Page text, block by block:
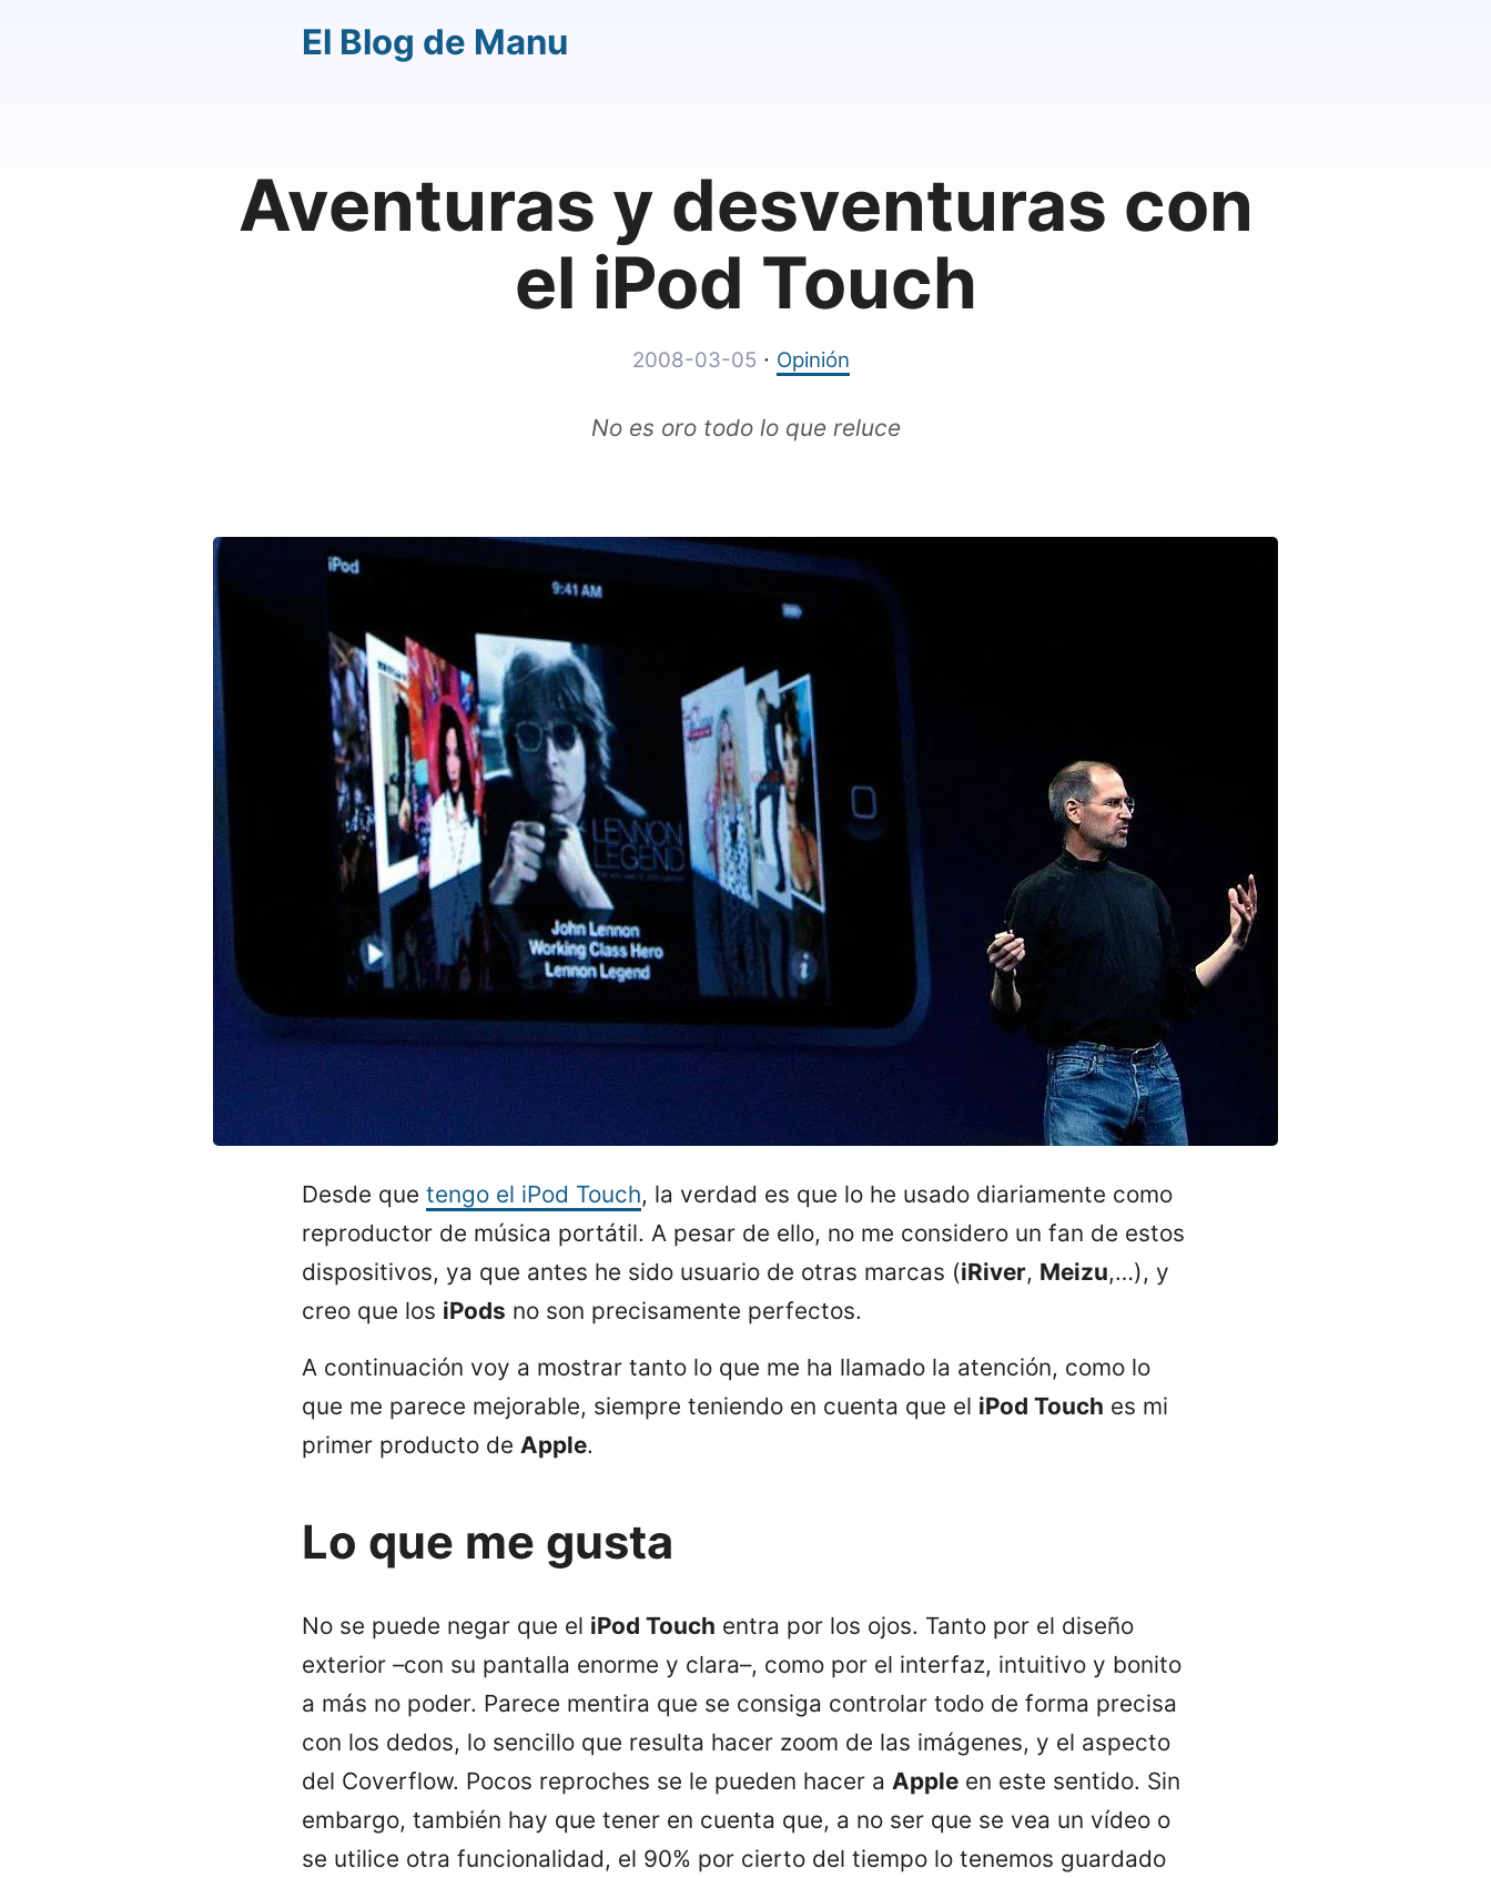
El Blog de Manu
Aventuras y desventuras con
el iPod Touch
2008-03-05 · Opinión
No es oro todo lo que reluce
Desde que tengo el iPod Touch, la verdad es que lo he usado diariamente como
reproductor de música portátil. A pesar de ello, no me considero un fan de estos
dispositivos, ya que antes he sido usuario de otras marcas (iRiver, Meizu,…), y
creo que los iPods no son precisamente perfectos.
A continuación voy a mostrar tanto lo que me ha llamado la atención, como lo
que me parece mejorable, siempre teniendo en cuenta que el iPod Touch es mi
primer producto de Apple.
Lo que me gusta
No se puede negar que el iPod Touch entra por los ojos. Tanto por el diseño
exterior –con su pantalla enorme y clara–, como por el interfaz, intuitivo y bonito
a más no poder. Parece mentira que se consiga controlar todo de forma precisa
con los dedos, lo sencillo que resulta hacer zoom de las imágenes, y el aspecto
del Coverflow. Pocos reproches se le pueden hacer a Apple en este sentido. Sin
embargo, también hay que tener en cuenta que, a no ser que se vea un vídeo o
se utilice otra funcionalidad, el 90% por cierto del tiempo lo tenemos guardado